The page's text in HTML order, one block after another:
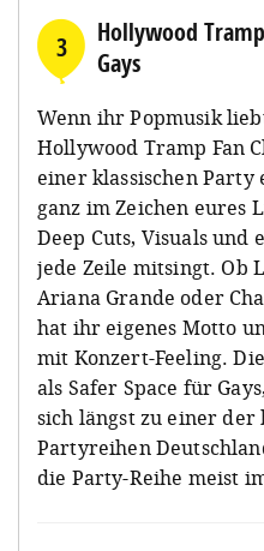
3
Hollywood
Gays
Wenn ihr Popmusik
Hollywood Tramp Fan
einer klassischen
ganz im Zeichen eures
Deep Cuts, Visuals und
jede Zeile mitsingt. Ob
Ariana Grande oder
hat ihr eigenes Motto
mit Konzert-Feeling.
als Safer Space für
sich längst zu einer der
Partyreihen
die Party-Reihe meist